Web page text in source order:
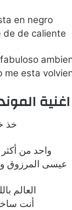
en negro
de de caliente
me esta
خذ
واحد من أكثر
عيسى المرزوق
العالم
أنت